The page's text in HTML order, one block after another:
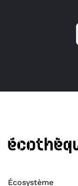
Écosystème